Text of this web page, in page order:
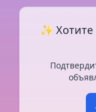
✨ Хотите